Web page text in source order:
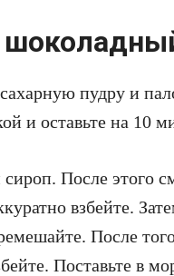
пудру и
и оставьте на 10
После этого
взбейте.
После
Поставьте в